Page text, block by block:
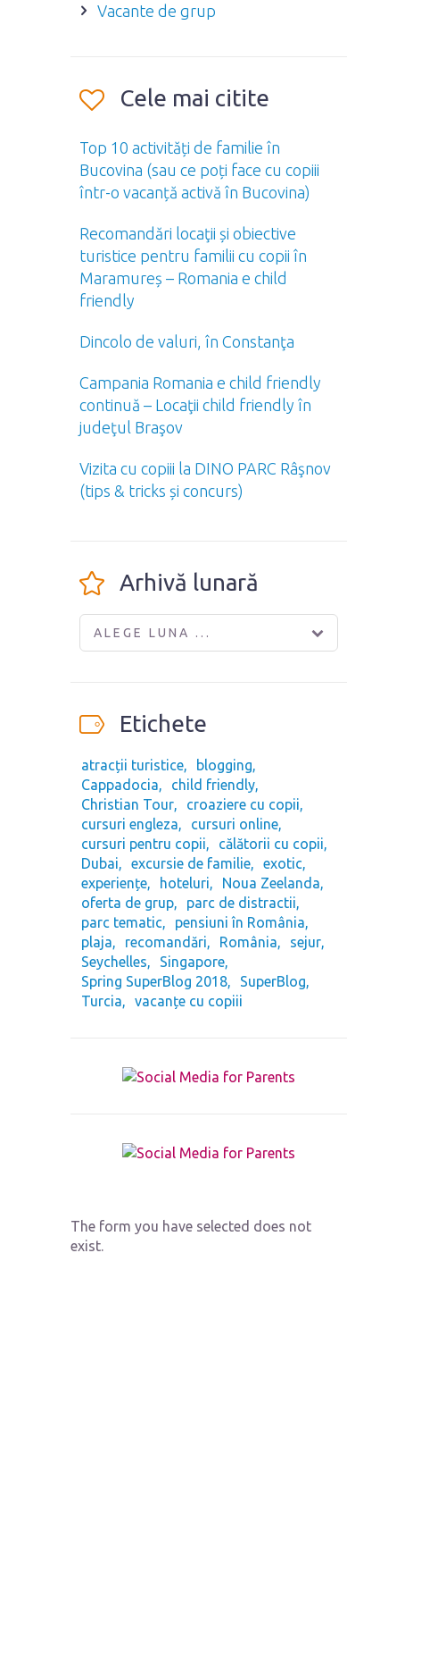
Vacante de grup
Cele mai citite
Top 10 activități de familie în
Bucovina (sau ce poți face cu copiii
într-o vacanță activă în Bucovina)
Recomandări locaţii și obiective
turistice pentru familii cu copii în
Maramureș – Romania e child
friendly
Dincolo de valuri, în Constanţa
Campania Romania e child friendly
continuă – Locaţii child friendly în
judeţul Braşov
Vizita cu copiii la DINO PARC Râşnov
(tips & tricks și concurs)
Arhivă lunară
ALEGE LUNA ...
Etichete
atracții turistice
blogging
Cappadocia
child friendly
Christian Tour
croaziere cu copii
cursuri engleza
cursuri online
cursuri pentru copii
călătorii cu copii
Dubai
excursie de familie
exotic
experiențe
hoteluri
Noua Zeelanda
oferta de grup
parc de distractii
parc tematic
pensiuni în România
plaja
recomandări România
sejur
Seychelles
Singapore
Spring SuperBlog 2018
SuperBlog
Turcia
vacanțe cu copiii
The form you have selected does not
exist.